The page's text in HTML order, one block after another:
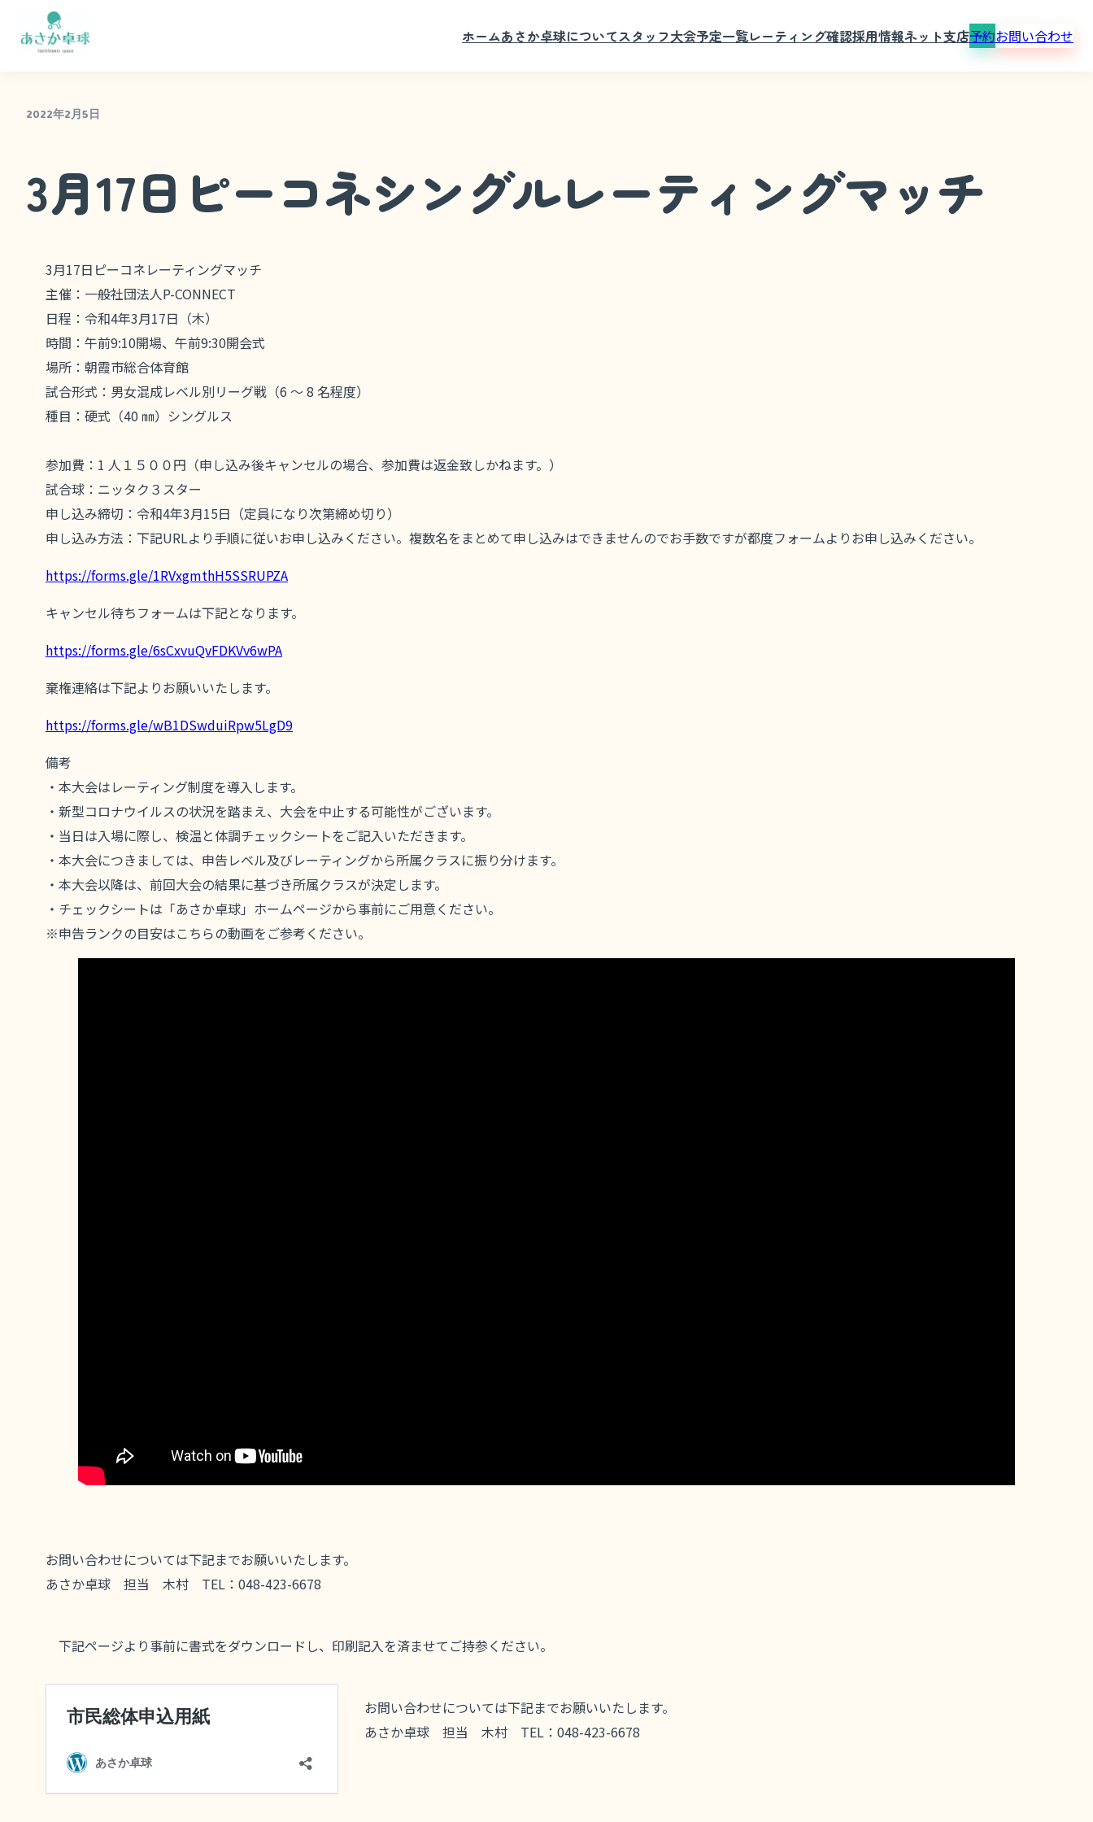
ホームあさか卓球についてスタッフ大会予定一覧レーティング確認採用情報ネット支店予約お問い合わせ
2022年2月5日
3月17日ピーコネシングルレーティングマッチ
3月17日ピーコネレーティングマッチ
主催：一般社団法人P-CONNECT
日程：令和4年3月17日（木）
時間：午前9:10開場、午前9:30開会式
場所：朝霞市総合体育館
試合形式：男女混成レベル別リーグ戦（6 ～ 8 名程度）
種目：硬式（40 ㎜）シングルス
参加費：1 人１５００円（申し込み後キャンセルの場合、参加費は返金致しかねます。）
試合球：ニッタク３スター
申し込み締切：令和4年3月15日（定員になり次第締め切り）
申し込み方法：下記URLより手順に従いお申し込みください。複数名をまとめて申し込みはできませんのでお手数ですが都度フォームよりお申し込みください。
https://forms.gle/1RVxgmthH5SSRUPZA
キャンセル待ちフォームは下記となります。
https://forms.gle/6sCxvuQvFDKVv6wPA
棄権連絡は下記よりお願いいたします。
https://forms.gle/wB1DSwduiRpw5LgD9
備考
・本大会はレーティング制度を導入します。
・新型コロナウイルスの状況を踏まえ、大会を中止する可能性がございます。
・当日は入場に際し、検温と体調チェックシートをご記入いただきます。
・本大会につきましては、申告レベル及びレーティングから所属クラスに振り分けます。
・本大会以降は、前回大会の結果に基づき所属クラスが決定します。
・チェックシートは「あさか卓球」ホームページから事前にご用意ください。
※申告ランクの目安はこちらの動画をご参考ください。
お問い合わせについては下記までお願いいたします。
あさか卓球 担当 木村 TEL：048-423-6678
下記ページより事前に書式をダウンロードし、印刷記入を済ませてご持参ください。
お問い合わせについては下記までお願いいたします。
あさか卓球 担当 木村 TEL：048-423-6678